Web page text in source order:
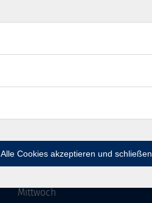
Dienstag
Mittwoch
Alle Cookies akzeptieren und schließen